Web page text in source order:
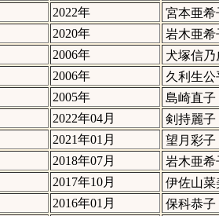
2022年 宮本亜希
2020年 岩木亜希
2006年 犬塚信乃
2006年 久利生公
2005年 島崎直子
2022年04月 剣持麗子
2021年01月 望月彩子
2018年07月 岩木亜希
2017年10月 伊佐山菜
2016年01月 保科恭子